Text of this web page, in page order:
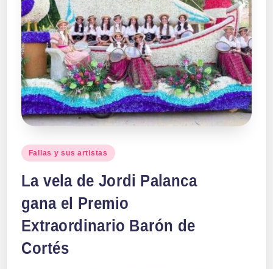
Publicado
Fallas y sus artistas
La vela de Jordi Palanca
gana el Premio
Extraordinario Barón de
Cortés